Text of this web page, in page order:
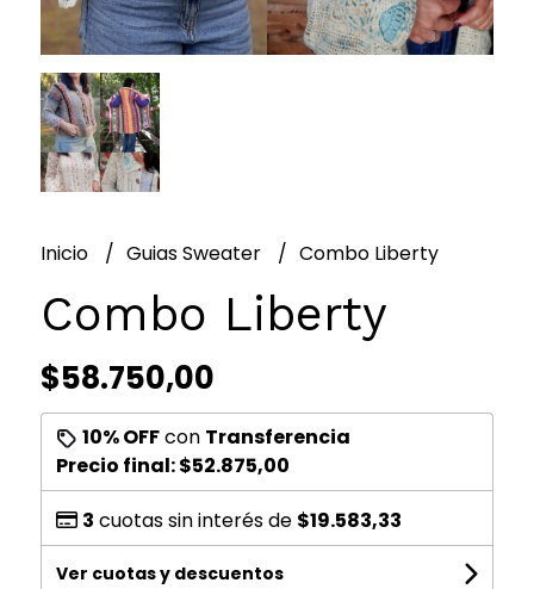
Inicio Guias Sweater Combo Liberty
Combo Liberty
$58.750,00
10% OFFcon Transferencia
Precio final:$52.875,00
3 cuotas sin interés de $19.583,33
Ver cuotas y descuentos